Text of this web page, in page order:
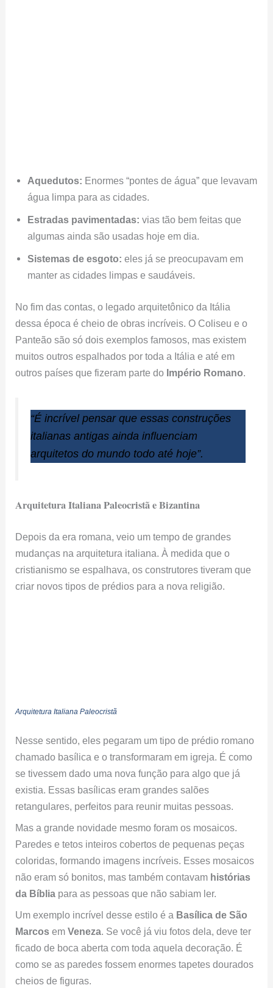
Aquedutos: Enormes “pontes de água” que levavam
água limpa para as cidades.
Estradas pavimentadas: vias tão bem feitas que
algumas ainda são usadas hoje em dia.
Sistemas de esgoto: eles já se preocupavam em
manter as cidades limpas e saudáveis.
No fim das contas, o legado arquitetônico da Itália
dessa época é cheio de obras incríveis. O Coliseu e o
Panteão são só dois exemplos famosos, mas existem
muitos outros espalhados por toda a Itália e até em
outros países que fizeram parte do Império Romano.
“É incrível pensar que essas construções
italianas antigas ainda influenciam
arquitetos do mundo todo até hoje”.
Arquitetura Italiana Paleocristã e Bizantina
Depois da era romana, veio um tempo de grandes
mudanças na arquitetura italiana. À medida que o
cristianismo se espalhava, os construtores tiveram que
criar novos tipos de prédios para a nova religião.
Arquitetura Italiana Paleocristã
Nesse sentido, eles pegaram um tipo de prédio romano
chamado basílica e o transformaram em igreja. É como
se tivessem dado uma nova função para algo que já
existia. Essas basílicas eram grandes salões
retangulares, perfeitos para reunir muitas pessoas.
Mas a grande novidade mesmo foram os mosaicos.
Paredes e tetos inteiros cobertos de pequenas peças
coloridas, formando imagens incríveis. Esses mosaicos
não eram só bonitos, mas também contavam histórias
da Bíblia para as pessoas que não sabiam ler.
Um exemplo incrível desse estilo é a Basílica de São
Marcos emVeneza. Se você já viu fotos dela, deve ter
ficado de boca aberta com toda aquela decoração. É
como se as paredes fossem enormes tapetes dourados
cheios de figuras.